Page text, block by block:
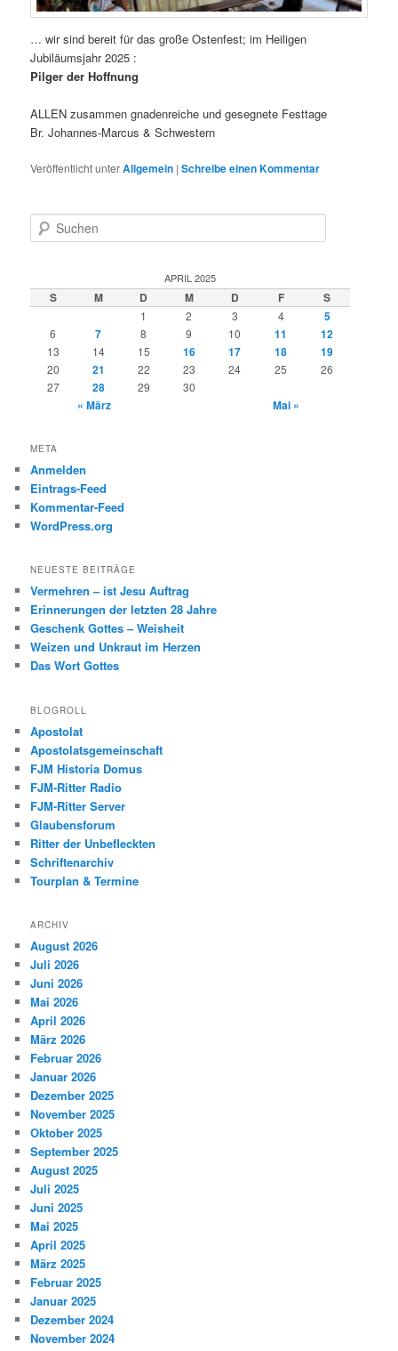
… wir sind bereit für das große Ostenfest; im Heiligen
Jubiläumsjahr 2025 :
Pilger der Hoffnung
ALLEN zusammen gnadenreiche und gesegnete Festtage
Br. Johannes-Marcus & Schwestern
Veröffentlicht unterAllgemein |Schreibe einen Kommentar
u
e
n
APRIL 2025
S M D M D F S
1 2 3 4 5
6 7 8 9 10 11 12
13 14 15 16 17 18 19
20 21 22 23 24 25
26
27
28 29 30
« März Mai »
META
Anmelden
Eintrags-Feed
Kommentar-Feed
WordPress.org
NEUESTE BEITRÄGE
Vermehren – ist Jesu Auftrag
Erinnerungen der letzten 28 Jahre
Geschenk Gottes – Weisheit
Weizen und Unkraut im Herzen
Das Wort Gottes
BLOGROLL
Apostolat
Apostolatsgemeinschaft
FJM Historia Domus
FJM-Ritter Radio
FJM-Ritter Server
Glaubensforum
Ritter der Unbefleckten
Schriftenarchiv
Tourplan & Termine
ARCHIV
August 2026
Juli 2026
Juni 2026
Mai 2026
April 2026
März 2026
Februar 2026
Januar 2026
Dezember 2025
November 2025
Oktober 2025
September 2025
August 2025
Juli 2025
Juni 2025
Mai 2025
April 2025
März 2025
Februar 2025
Januar 2025
Dezember 2024
November 2024